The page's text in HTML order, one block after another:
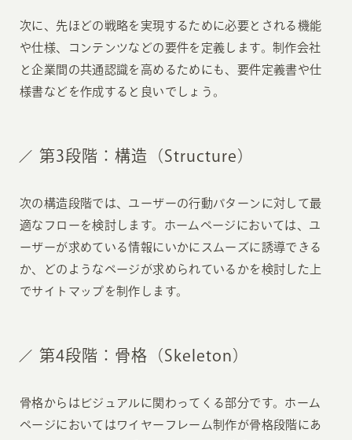
次に、先ほどの戦略を実現するために必要とされる機能
や仕様、コンテンツなどの要件を定義します。制作会社
と企業間の共通認識を高めるためにも、要件定義書や仕
様書などを作成すると良いでしょう。
第3段階：構造（Structure）
次の構造段階では、ユーザーの行動パターンに対して最
適なフローを検討します。ホームページにおいては、ユ
ーザーが求めている情報にいかにスムーズに誘導できる
か、どのようなページが求められているかを検討した上
でサイトマップを制作します。
第4段階：骨格（Skeleton）
骨格からはビジュアルに関わってくる部分です。ホーム
ページにおいてはワイヤーフレーム制作が骨格段階にあ